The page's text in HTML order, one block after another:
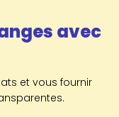
avec
et vous fournir